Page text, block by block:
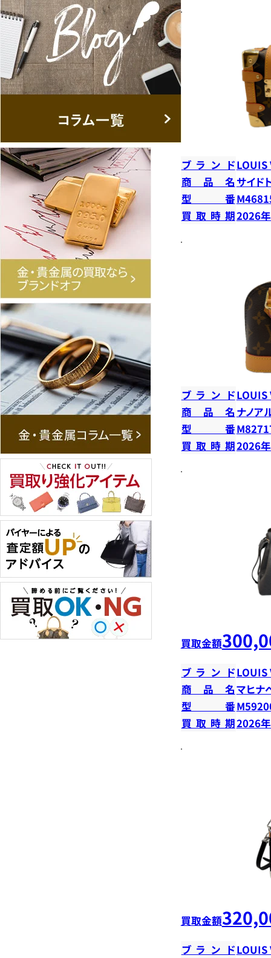
ブランドLOUIS
商品名 サイド
型番
買取時期2026
ブランドLOUIS
商品名 ナノア
型番
買取時期2026
買取金額
ブランドLOUIS
商品名マヒナ
型番
買取時期2026
買取金額
ブランドLOUIS